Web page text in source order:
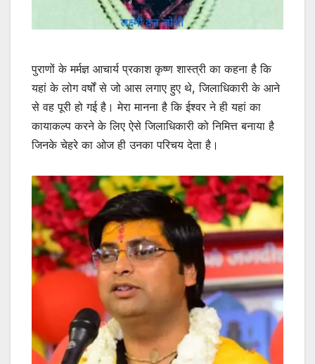
पुराणों के मर्मज्ञ आचार्य प्रकाश कृष्ण शास्त्री का कहना है कि
यहां के लोग वर्षों से जो आस लगाए हुए थे, जिलाधिकारी के आने
से वह पूरी हो गई है। मेरा मानना है कि ईश्वर ने ही यहां का
कायाकल्प करने के लिए ऐसे जिलाधिकारी को निमित्त बनाया है
जिनके चेहरे का ओज ही उनका परिचय देता है।